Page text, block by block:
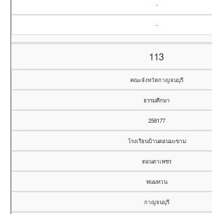
-
-
113
คณะจังหวัดกาญจนบุรี
ธรรมศึกษา
258177
โรงเรียนบ้านดอนมะขาม
ดอนตาเพชร
พนมทวน
กาญจนบุรี